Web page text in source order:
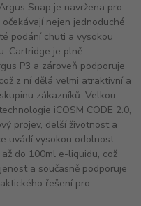
Snap je navržena pro
nejen jednoduché
podání chuti a vysokou
Cartridge je plně
P3 a zároveň podporuje
z ní dělá velmi atraktivní a
zákazníků. Velkou
iCOSM CODE 2.0,
projev, delší životnost a
uvádí vysokou odolnost
do 100ml e-liquidu, což
a současně podporuje
řešení pro